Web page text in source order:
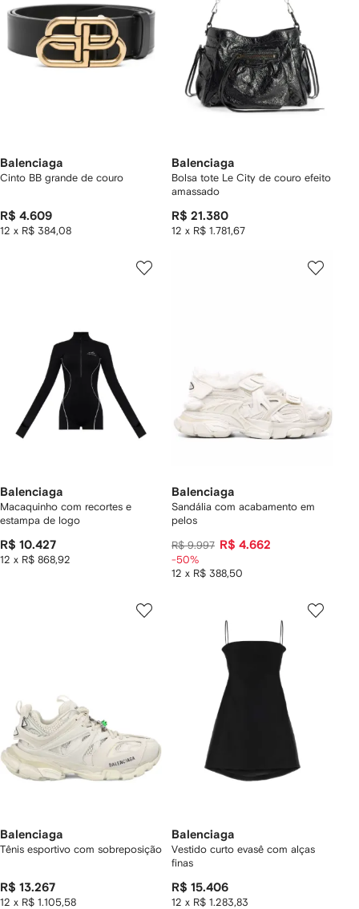
Balenciaga
Cinto BB grande de couro
R$ 4.609
12 x R$ 384,08
Balenciaga
Bolsa tote Le City de couro efeito
amassado
R$ 21.380
12 x R$ 1.781,67
Balenciaga
Macaquinho com recortes e
estampa de logo
R$ 10.427
12 x R$ 868,92
Balenciaga
Sandália com acabamento em
pelos
R$ 9.997 R$ 4.662
12 x R$ 388,50
-50%
Balenciaga
Tênis esportivo com sobreposição
R$ 13.267
12 x R$ 1.105,58
Balenciaga
Vestido curto evasê com alças
finas
R$ 15.406
12 x R$ 1.283,83